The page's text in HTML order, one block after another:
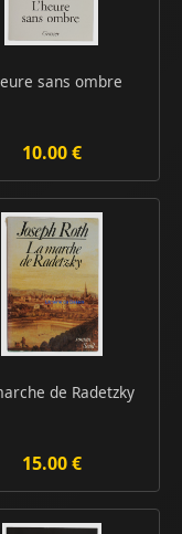
sans ombre
10.00 €
de Radetzky
15.00 €